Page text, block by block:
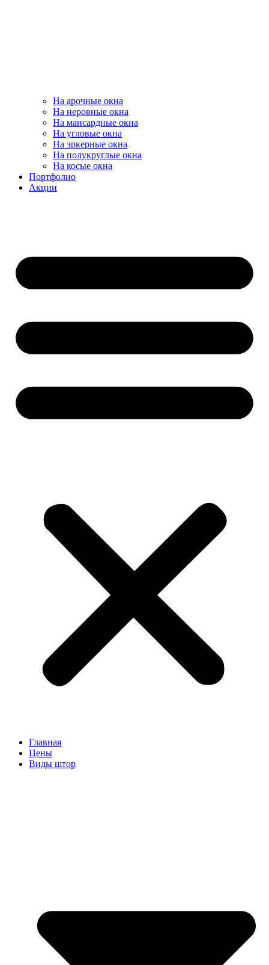
На арочные окна
На неровные окна
На мансардные окна
На угловые окна
На эркерные окна
На полукруглые окна
На косые окна
Портфолио
Акции
Главная
Цены
Виды штор